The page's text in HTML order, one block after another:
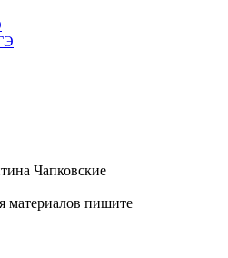
Чапковские
материалов пишите